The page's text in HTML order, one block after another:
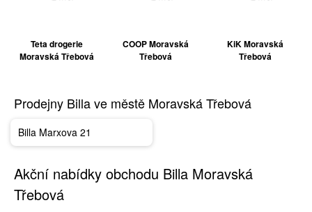
Teta drogerie
Moravská Třebová
COOP Moravská
Třebová
KiK Moravská
Třebová
Prodejny Billa ve městě Moravská Třebová
Billa Marxova 21
Akční nabídky obchodu Billa Moravská
Třebová